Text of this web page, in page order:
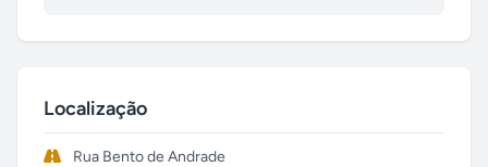
Localização
Rua Bento de Andrade